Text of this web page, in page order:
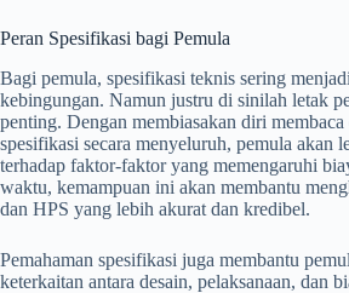
Peran Spesifikasi bagi Pemula
Bagi pemula, spesifikasi teknis sering
kebingungan. Namun justru di sinilah letak
penting. Dengan membiasakan diri membaca
spesifikasi secara menyeluruh, pemula akan
terhadap faktor-faktor yang memengaruhi
waktu, kemampuan ini akan membantu
dan HPS yang lebih akurat dan kredibel.
Pemahaman spesifikasi juga membantu
keterkaitan antara desain, pelaksanaan, dan